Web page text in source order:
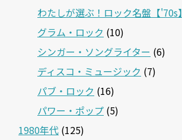
わたしが選ぶ！ロック名盤【'70s】
グラム・ロック (10)
シンガー・ソングライター (6)
ディスコ・ミュージック (7)
パブ・ロック (16)
パワー・ポップ (5)
1980年代 (125)